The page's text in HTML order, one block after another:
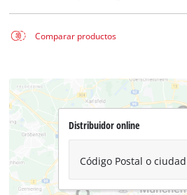
Comparar productos
Distribuidor online
Código Postal o ciudad